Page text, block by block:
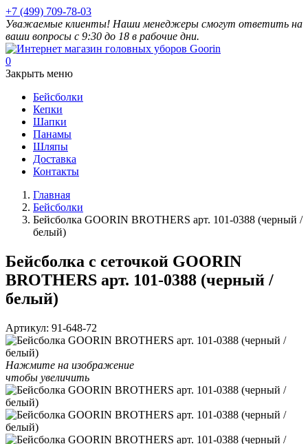
+7 (499) 709-78-03
Уважаемые клиенты! Наши менеджеры смогут ответить на
ваши вопросы с 9:30 до 18 в рабочие дни.
0
Закрыть меню
Бейсболки
Кепки
Шапки
Панамы
Шляпы
Доставка
Контакты
Главная
Бейсболки
Бейсболка GOORIN BROTHERS арт. 101-0388 (черный /
белый)
Бейсболка с сеточкой GOORIN
BROTHERS арт. 101-0388 (черный /
белый)
Артикул: 91-648-72
Нажмите на изображение
чтобы увеличить